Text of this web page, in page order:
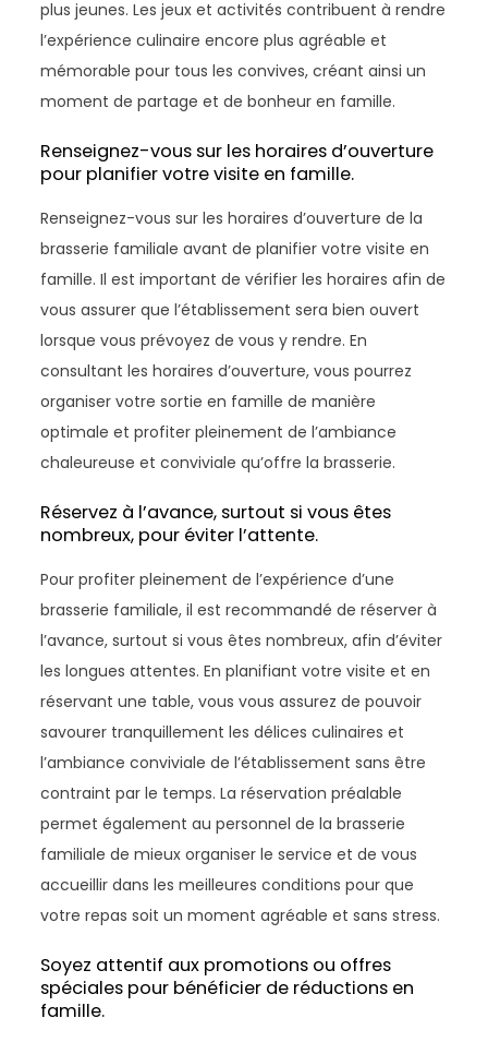
plus jeunes. Les jeux et activités contribuent à rendre
l’expérience culinaire encore plus agréable et
mémorable pour tous les convives, créant ainsi un
moment de partage et de bonheur en famille.
Renseignez-vous sur les horaires d’ouverture
pour planifier votre visite en famille.
Renseignez-vous sur les horaires d’ouverture de la
brasserie familiale avant de planifier votre visite en
famille. Il est important de vérifier les horaires afin de
vous assurer que l’établissement sera bien ouvert
lorsque vous prévoyez de vous y rendre. En
consultant les horaires d’ouverture, vous pourrez
organiser votre sortie en famille de manière
optimale et profiter pleinement de l’ambiance
chaleureuse et conviviale qu’offre la brasserie.
Réservez à l’avance, surtout si vous êtes
nombreux, pour éviter l’attente.
Pour profiter pleinement de l’expérience d’une
brasserie familiale, il est recommandé de réserver à
l’avance, surtout si vous êtes nombreux, afin d’éviter
les longues attentes. En planifiant votre visite et en
réservant une table, vous vous assurez de pouvoir
savourer tranquillement les délices culinaires et
l’ambiance conviviale de l’établissement sans être
contraint par le temps. La réservation préalable
permet également au personnel de la brasserie
familiale de mieux organiser le service et de vous
accueillir dans les meilleures conditions pour que
votre repas soit un moment agréable et sans stress.
Soyez attentif aux promotions ou offres
spéciales pour bénéficier de réductions en
famille.